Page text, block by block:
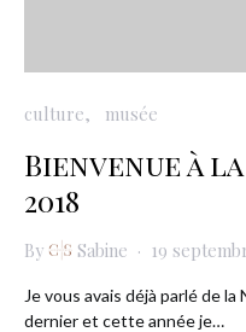
culture musée
Bienvenue à
2018
By Sabine 19
Je vous avais déjà parlé de la
dernier et cette année je…